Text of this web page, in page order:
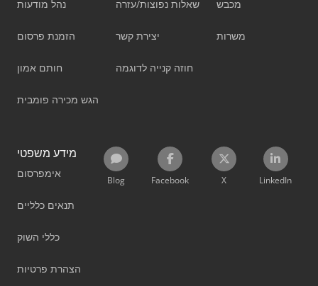
נהל מודעות
הזמנת פרסום
חותם אמון
הגש מכירה פומבית
שאלות נפוצות/עזרה
יצירת קשר
חוזה קנייה לדוגמה
מכבש
משרות
מידע משפטי
אימפרסום
תנאים כלליים
כללי השוק
הצהרת פרטיות
Blog Facebook X LinkedIn